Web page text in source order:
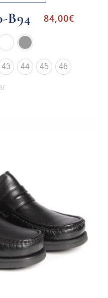
B94 84,00€
43 44 45 46